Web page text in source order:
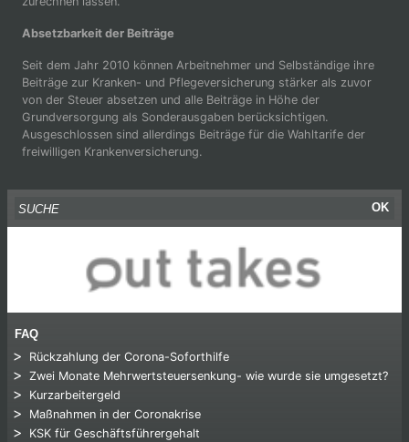
Absetzbarkeit der Beiträge
Seit dem Jahr 2010 können Arbeitnehmer und Selbständige ihre
Beiträge zur Kranken- und Pflegeversicherung stärker als zuvor
von der Steuer absetzen und alle Beiträge in Höhe der
Grundversorgung als Sonderausgaben berücksichtigen.
Ausgeschlossen sind allerdings Beiträge für die Wahltarife der
freiwilligen Krankenversicherung.
Suche nach: OK
FAQ
Rückzahlung der Corona-Soforthilfe
Zwei Monate Mehrwertsteuersenkung- wie wurde sie umgesetzt?
Kurzarbeitergeld
Maßnahmen in der Coronakrise
KSK für Geschäftsführergehalt